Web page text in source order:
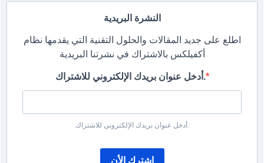
النشرة البريدية
اطلع على جديد المقالات والحلول التقنية التي يقدمها نظام
أكفيلكس بالاشتراك في نشرتنا البريدية
أدخل عنوان بريدك الإلكتروني للاشتراك.
أدخل عنوان بريدك الإلكتروني للاشتراك.
إشترك الأن